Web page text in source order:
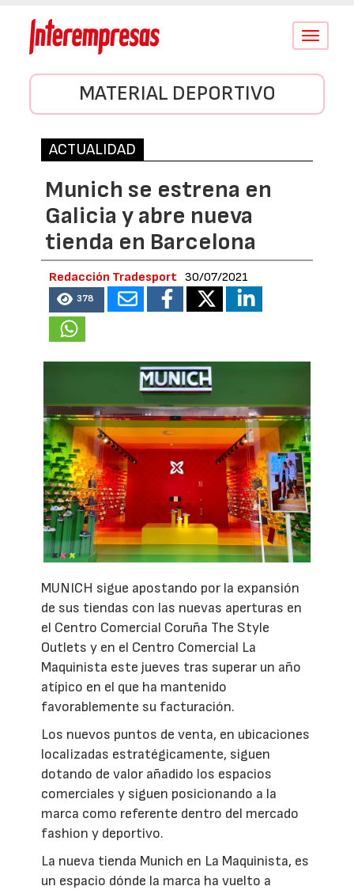
Conmutar
MATERIAL DEPORTIVO
ACTUALIDAD
Munich se estrena en
Galicia y abre nueva
tienda en Barcelona
Redacción Tradesport 30/07/2021
378
MUNICH sigue apostando por la expansión
de sus tiendas con las nuevas aperturas en
el Centro Comercial Coruña The Style
Outlets y en el Centro Comercial La
Maquinista este jueves tras superar un año
atípico en el que ha mantenido
favorablemente su facturación.
Los nuevos puntos de venta, en ubicaciones
localizadas estratégicamente, siguen
dotando de valor añadido los espacios
comerciales y siguen posicionando a la
marca como referente dentro del mercado
fashion y deportivo.
La nueva tienda Munich en La Maquinista, es
un espacio dónde la marca ha vuelto a